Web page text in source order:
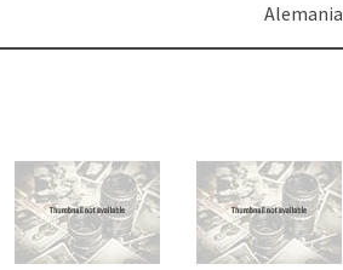
Alemania